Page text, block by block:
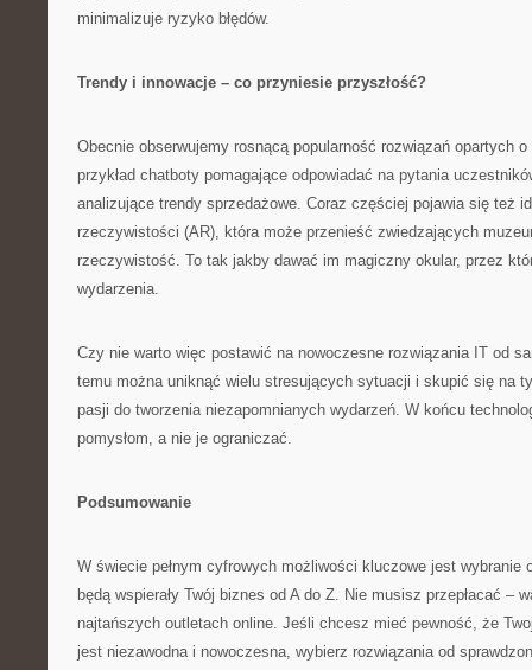
minimalizuje ryzyko błędów.
Trendy i innowacje – co przyniesie przyszłość?
Obecnie obserwujemy rosnącą popularność rozwiązań opartych
przykład chatboty pomagające odpowiadać na pytania
analizujące trendy sprzedażowe. Coraz częściej pojawia się też
rzeczywistości (AR), która może przenieść zwiedzających
rzeczywistość. To tak jakby dawać im magiczny okular, przez
wydarzenia.
Czy nie warto więc postawić na nowoczesne rozwiązania IT od
temu można uniknąć wielu stresujących sytuacji i skupić się na
pasji do tworzenia niezapomnianych wydarzeń. W końcu
pomysłom, a nie je ograniczać.
Podsumowanie
W świecie pełnym cyfrowych możliwości kluczowe jest wybranie
będą wspierały Twój biznes od A do Z. Nie musisz przepłacać –
najtańszych outletach online. Jeśli chcesz mieć pewność, że
jest niezawodna i nowoczesna, wybierz rozwiązania od